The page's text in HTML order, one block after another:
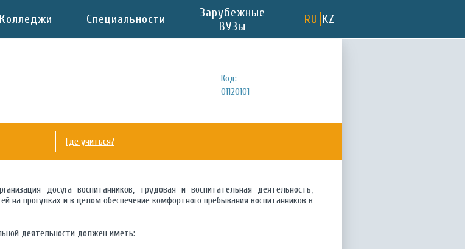
Колледжи Специальности
Зарубежные
ВУЗы
RU KZ
Код:
01120101
Где учиться?
досуга воспитанников, трудовая и воспитательная деятельность,
на прогулках и в целом обеспечение комфортного пребывания воспитанников в
деятельности должен иметь: